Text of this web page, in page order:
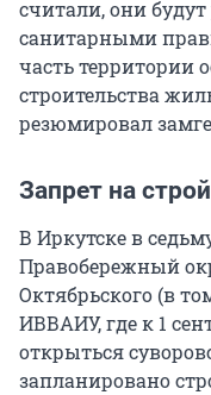
считали, они
санитарными
часть территории
строительства
резюмировал
Запрет на
В Иркутске в
Правобережный
Октябрьского (в
ИВВАИУ, где к 1
открыться
запланировано